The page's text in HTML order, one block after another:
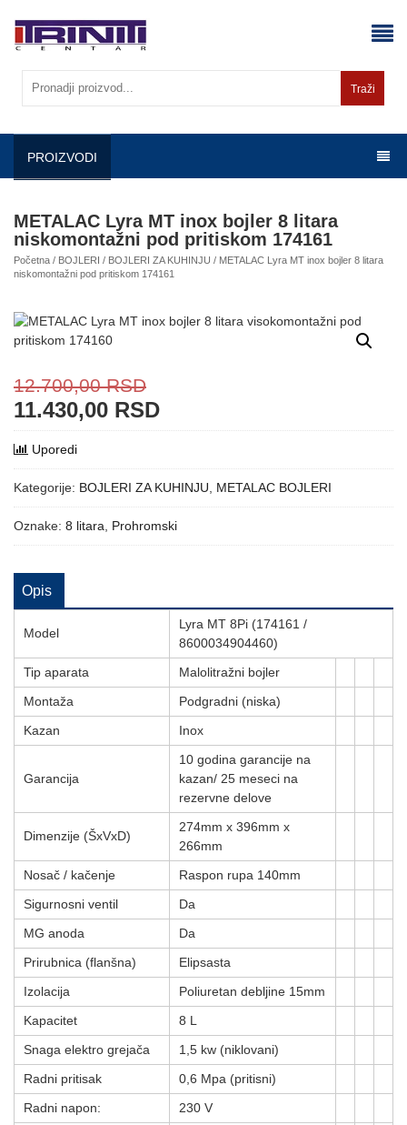
content
Traži
PROIZVODI
METALAC Lyra MT inox bojler 8 litara
niskomontažni pod pritiskom 174161
Početna / BOJLERI / BOJLERI ZA KUHINJU / METALAC Lyra MT inox bojler 8 litara
niskomontažni pod pritiskom 174161
12.700,00RSD
11.430,00 RSD
Uporedi
Kategorije: BOJLERI ZA KUHINJU METALAC BOJLERI
Oznake: 8 litara Prohromski
Opis
Model
Lyra MT 8Pi (174161 /
8600034904460)
Tip aparata
Malolitražni bojler
Montaža
Podgradni (niska)
Kazan
Inox
Garancija
10 godina garancije na
kazan/ 25 meseci na
rezervne delove
Dimenzije (ŠxVxD)
274mm x 396mm x
266mm
Nosač / kačenje
Raspon rupa 140mm
Sigurnosni ventil
Da
MG anoda
Da
Prirubnica (flanšna)
Elipsasta
Izolacija
Poliuretan debljine 15mm
Kapacitet
8 L
Snaga elektro grejača
1,5 kw (niklovani)
Radni pritisak
0,6 Mpa (pritisni)
Radni napon:
230 V